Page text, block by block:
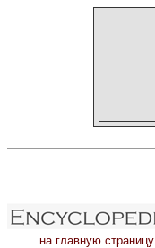
на главную страницу